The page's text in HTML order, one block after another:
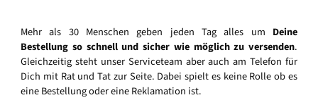
Mehr als 30 Menschen geben jeden Tag alles um Deine
Bestellung so schnell und sicher wie möglich zu versenden.
Gleichzeitig steht unser Serviceteam aber auch am Telefon für
Dich mit Rat und Tat zur Seite. Dabei spielt es keine Rolle ob es
eine Bestellung oder eine Reklamation ist.